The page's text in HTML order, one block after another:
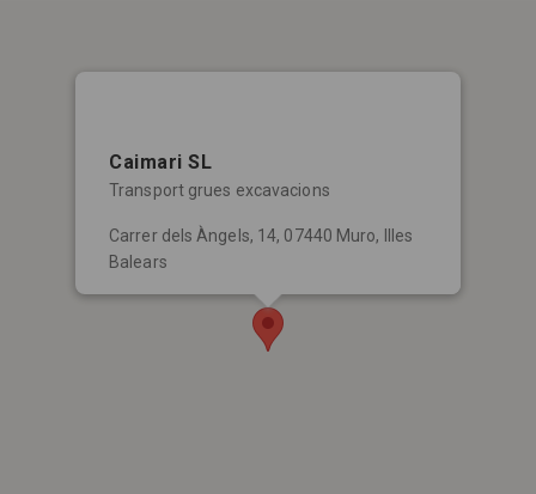
Caimari SL
Transport grues excavacions
Carrer dels Àngels, 14, 07440 Muro, Illes
Balears